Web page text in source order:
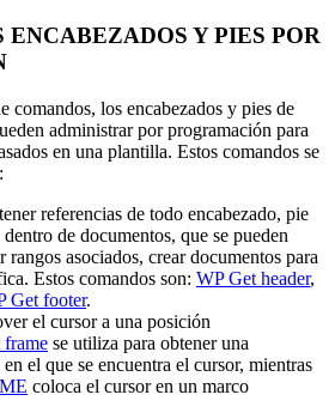
ENCABEZADOS Y PIES POR
comandos, los encabezados y pies de
administrar por programación para
en una plantilla. Estos comandos se
referencias de todo encabezado, pie
de documentos, que se pueden
rangos asociados, crear documentos para
Estos comandos son: WP Get header,
Get footer.
el cursor a una posición
frame se utiliza para obtener una
el que se encuentra el cursor, mientras
coloca el cursor en un marco